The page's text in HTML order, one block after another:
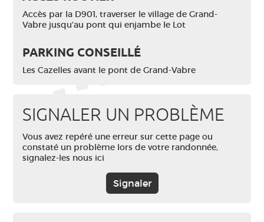
Accès par la D901, traverser le village de Grand-
Vabre jusqu'au pont qui enjambe le Lot
PARKING CONSEILLÉ
Les Cazelles avant le pont de Grand-Vabre
SIGNALER UN PROBLÈME
Vous avez repéré une erreur sur cette page ou
constaté un problème lors de votre randonnée,
signalez-les nous ici
Signaler